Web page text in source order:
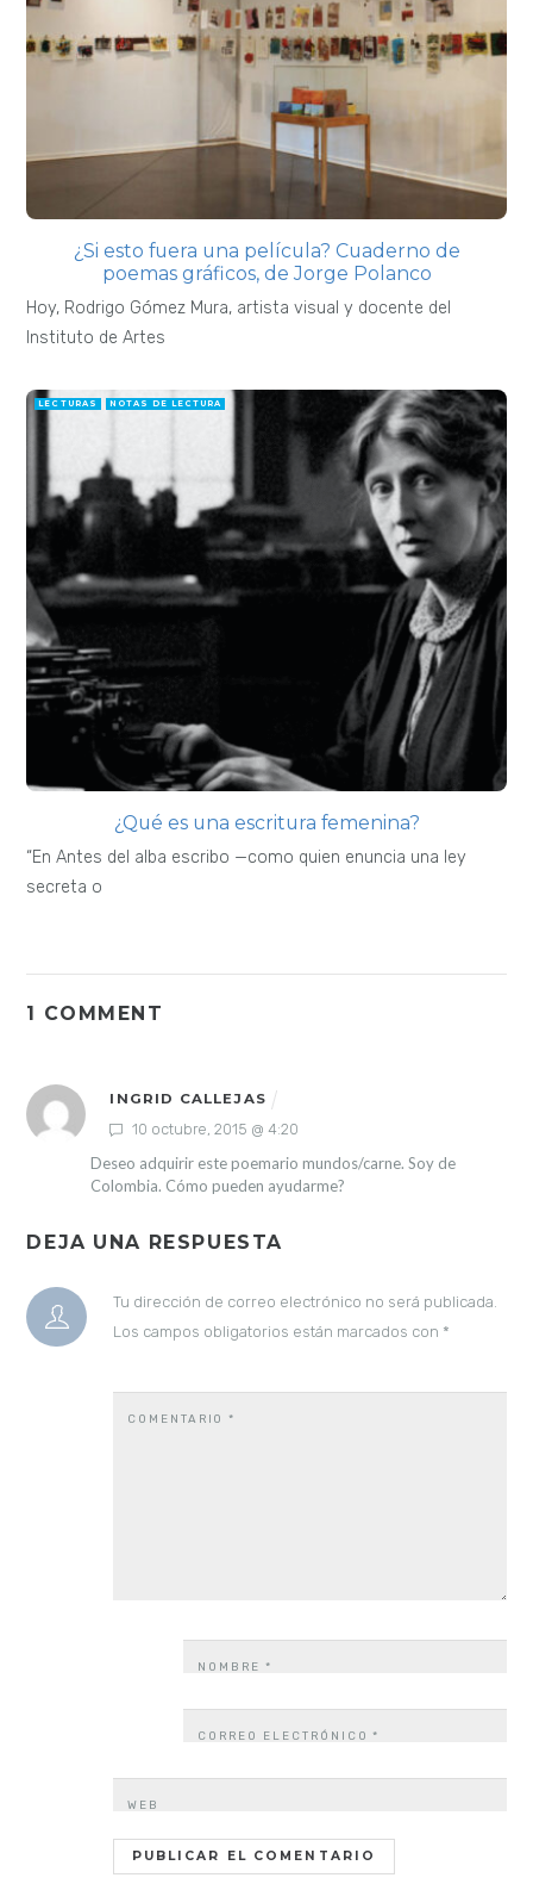
¿Si esto fuera una película? Cuaderno de
poemas gráficos, de Jorge Polanco
Hoy, Rodrigo Gómez Mura, artista visual y docente del
Instituto de Artes
LECTURAS NOTAS DE LECTURA
¿Qué es una escritura femenina?
“En Antes del alba escribo —como quien enuncia una ley
secreta o
1 COMMENT
INGRID CALLEJAS
10 octubre, 2015 @ 4:20
Deseo adquirir este poemario mundos/carne. Soy de
Colombia. Cómo pueden ayudarme?
DEJA UNA RESPUESTA
Tu dirección de correo electrónico no será publicada.
Los campos obligatorios están marcados con *
COMENTARIO*
NOMBRE*
CORREO ELECTRÓNICO*
WEB